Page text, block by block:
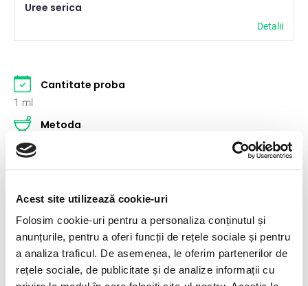
Acest site utilizează cookie-uri
Folosim cookie-uri pentru a personaliza conținutul și
anunțurile, pentru a oferi funcții de rețele sociale și pentru
a analiza traficul. De asemenea, le oferim partenerilor de
rețele sociale, de publicitate și de analize informații cu
Uree serica
Detalii
Cantitate proba
1 ml
Metoda
spectrofotometrie
Specimen recoltat
ser sangvin
Articole relevante